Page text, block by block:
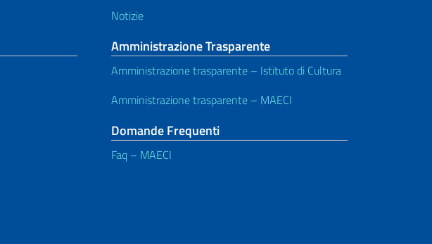
Notizie
Amministrazione Trasparente
Amministrazione trasparente – Istituto di Cultura
Amministrazione trasparente – MAECI
Domande Frequenti
Faq – MAECI